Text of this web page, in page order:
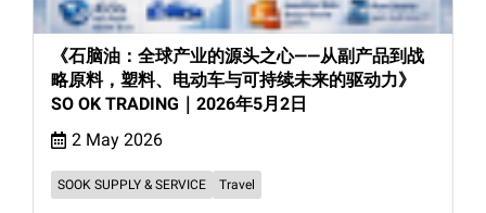
《石脑油：全球产业的源头之心——从副产品到战
略原料，塑料、电动车与可持续未来的驱动力》
SO OK TRADING｜2026年5月2日
2 May 2026
SOOK SUPPLY & SERVICE Travel